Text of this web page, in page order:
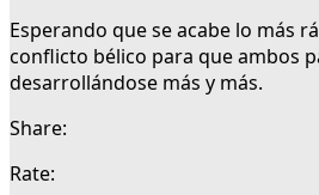
Esperando que se acabe lo más
conflicto bélico para que ambos
desarrollándose más y más.
Share:
Rate: